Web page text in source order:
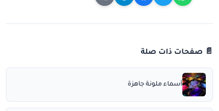
📄 صفحات ذات صلة
أسماء ملونة جاهزة